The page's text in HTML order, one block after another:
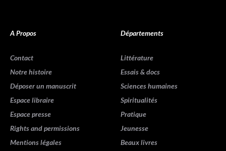
A Propos
Contact
Notre histoire
Déposer un manuscrit
Espace libraire
Espace presse
Rights and permissions
Mentions légales
Départements
Littérature
Essais & docs
Sciences humaines
Spiritualités
Pratique
Jeunesse
Beaux livres